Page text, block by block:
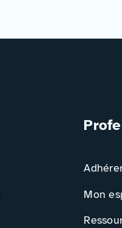
Mon